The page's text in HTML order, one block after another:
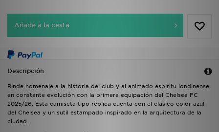
Añade a la cesta
Descripción
Rinde homenaje a la historia del club y al animado espíritu londinense
en constante evolución con la primera equipación del Chelsea FC
2025/26. Esta camiseta tipo réplica cuenta con el clásico color azul
del Chelsea y un sutil estampado inspirado en la arquitectura de la
ciudad.